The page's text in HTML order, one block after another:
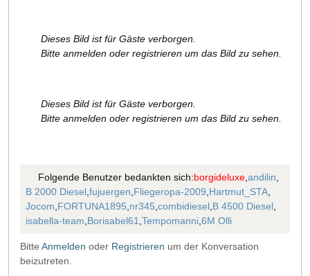
Dieses Bild ist für Gäste verborgen.
Bitte anmelden oder registrieren um das Bild zu sehen.
Dieses Bild ist für Gäste verborgen.
Bitte anmelden oder registrieren um das Bild zu sehen.
Folgende Benutzer bedankten sich:borgideluxe, andilin
B 2000 Diesel fujuergen Fliegeropa-2009 Hartmut_STA
Jocom FORTUNA1895 nr345 combidiesel B 4500 Diesel
isabella-team Borisabel61 Tempomanni 6M Olli
Bitte Anmelden oder Registrieren um der Konversation
beizutreten.